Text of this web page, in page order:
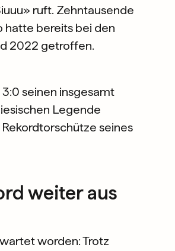
ruft. Zehntausende
hatte bereits bei den
2022 getroffen.
seinen insgesamt
Legende
seines
weiter aus
worden: Trotz